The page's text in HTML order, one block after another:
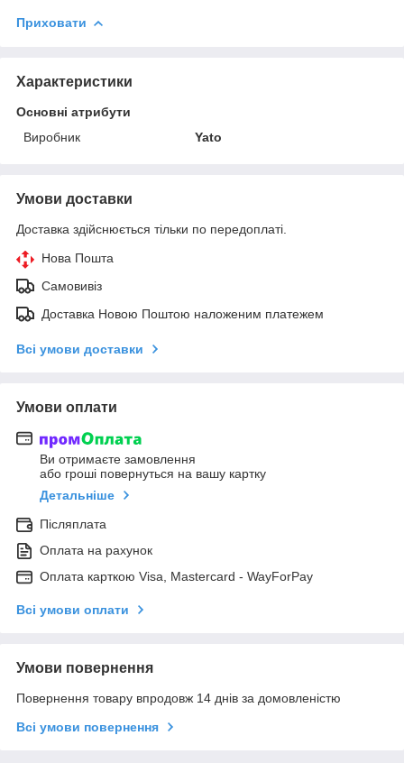
Приховати
Характеристики
Основні атрибути
Виробник
Yato
Умови доставки
Доставка здійснюється тільки по передоплаті.
Нова Пошта
Самовивіз
Доставка Новою Поштою наложеним платежем
Всі умови доставки
Умови оплати
Ви отримаєте замовлення
або гроші повернуться на вашу картку
Детальніше
Післяплата
Оплата на рахунок
Оплата карткою Visa, Mastercard - WayForPay
Всі умови оплати
Умови повернення
Повернення товару впродовж 14 днів за домовленістю
Всі умови повернення